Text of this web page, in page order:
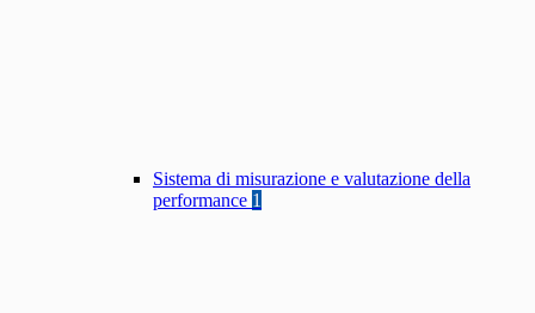
Sistema di misurazione e valutazione della
performance 1